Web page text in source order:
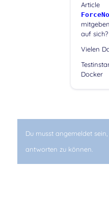
Article
auf sich?
Vielen
Docker
Du musst angemeldet
antworten zu können.